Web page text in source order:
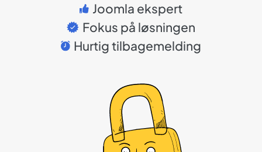
Joomla ekspert
Fokus på løsningen
Hurtig tilbagemelding